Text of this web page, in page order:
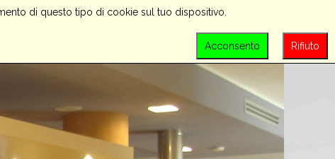
SEARCH
di questo tipo di cookie sul tuo dispositivo.
Rifiuto
Acconsento